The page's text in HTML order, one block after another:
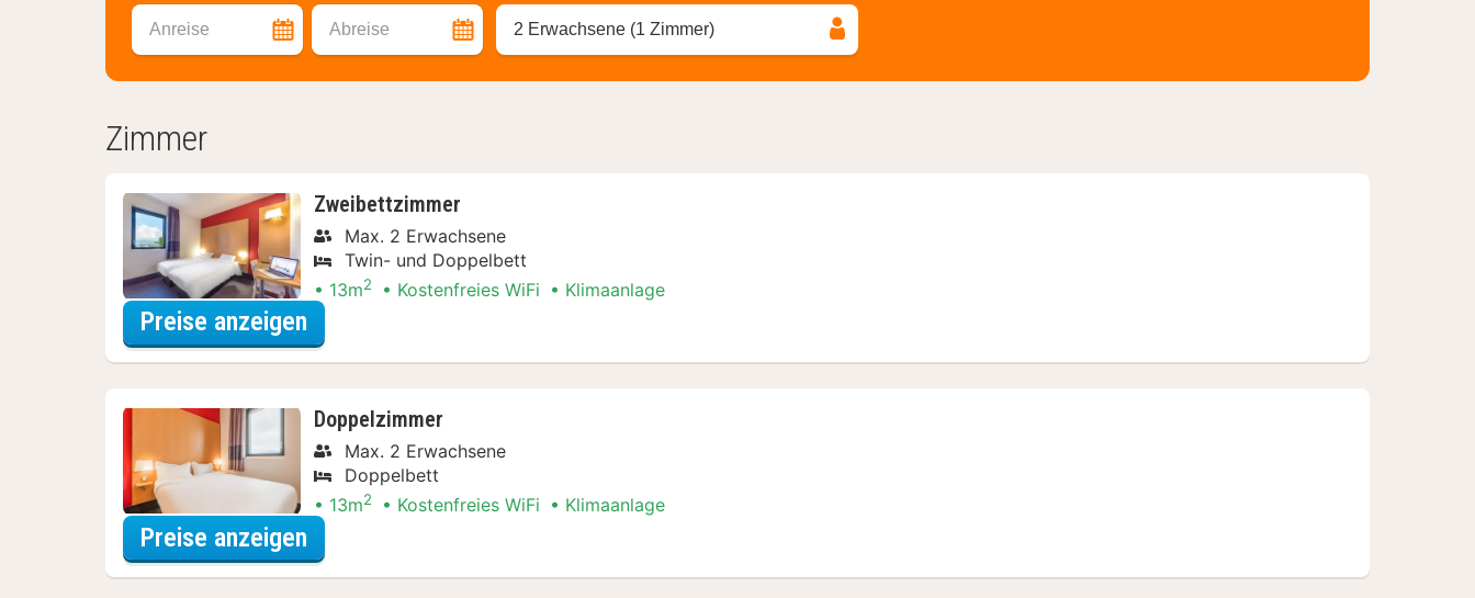
Anreise Abreise 2 Erwachsene (1 Zimmer)
Zimmer
Zweibettzimmer
Max. 2 Erwachsene
Twin- und Doppelbett
13m2 Kostenfreies WiFi Klimaanlage
Preise anzeigen
Doppelzimmer
Max. 2 Erwachsene
Doppelbett
13m2 Kostenfreies WiFi Klimaanlage
Preise anzeigen